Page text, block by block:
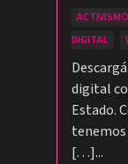
ACTIVISMO
DIGITAL
digital
Estado.
[…]...